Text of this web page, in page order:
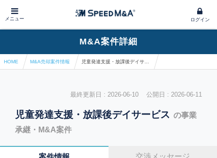
メニュー ログイン
M&A案件詳細
HOME M&A売却案件情報
最終更新日 : 2026-06-10 公開日 : 2026-06-11
児童発達支援・放課後デイサービス の事業
承継・M&A案件
交渉メッセージ